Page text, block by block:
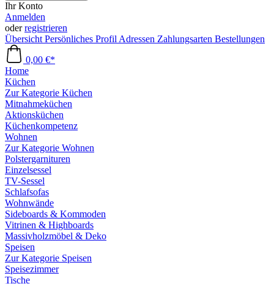
Ihr Konto
Anmelden
oderregistrieren
Übersicht Persönliches Profil Adressen Zahlungsarten Bestellungen
0,00 €*
Home
Küchen
Zur Kategorie Küchen
Mitnahmeküchen
Aktionsküchen
Küchenkompetenz
Wohnen
Zur Kategorie Wohnen
Polstergarnituren
Einzelsessel
TV-Sessel
Schlafsofas
Wohnwände
Sideboards & Kommoden
Vitrinen & Highboards
Massivholzmöbel & Deko
Speisen
Zur Kategorie Speisen
Speisezimmer
Tische